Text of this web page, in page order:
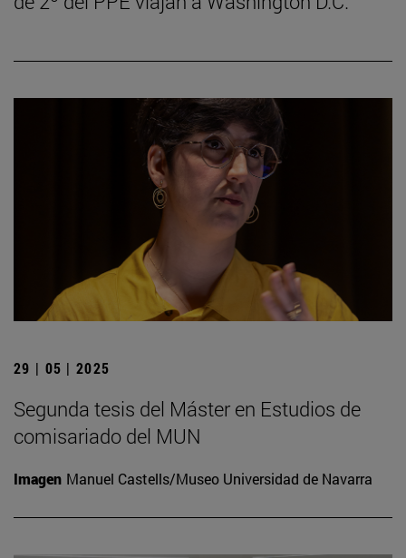
29 | 05 | 2025
Segunda tesis del Máster en Estudios de
comisariado del MUN
Imagen Manuel Castells/Museo Universidad de Navarra